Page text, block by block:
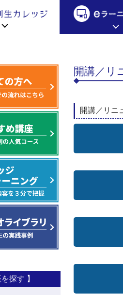
地方創生カレッジ
生カレッジ HOME
ッジ活用の流れ
ラリ
ニング講座 HOME
交流ひろば HOME
ろばについて
る地方創生専門人材
プロジェクト
リニューアル年度別に講座を探す
を探す 】
開講／リ
開講／リニ